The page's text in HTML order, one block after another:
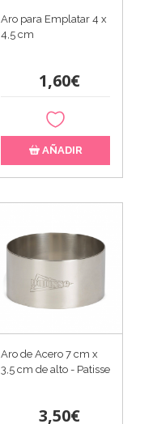
Aro para Emplatar 4 x
4,5 cm
1,60€
AÑADIR
Aro de Acero 7 cm x
3,5 cm de alto - Patisse
3,50€